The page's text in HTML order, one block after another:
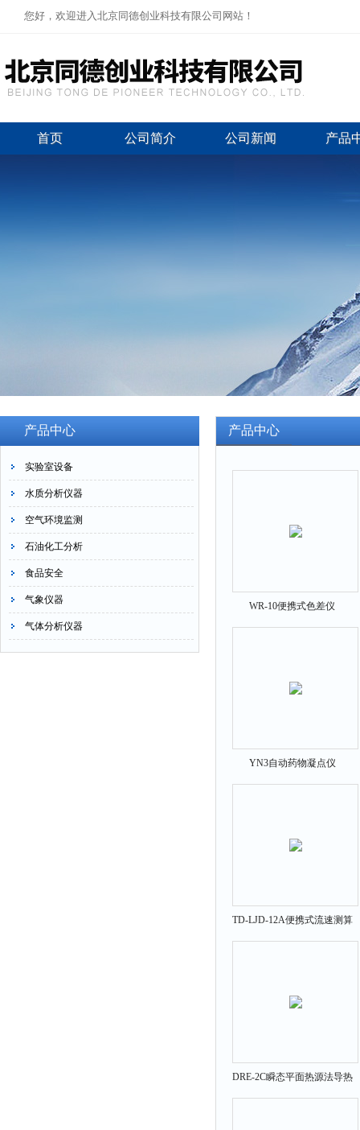
您好，欢迎进入北京同德创业科技有限公司网站！
首页 公司简介 公司新闻 产品
产品中心
实验室设备
水质分析仪器
空气环境监测
石油化工分析
食品安全
气象仪器
气体分析仪器
产品中心
WR-10便携式色差仪
YN3自动药物凝点仪
TD-LJD-12A便携式流速测算
仪
DRE-2C瞬态平面热源法导热
系数测试仪